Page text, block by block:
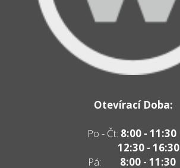
Otevírací Doba:
Po - Čt: 8:00 - 11:30
12:30 - 16:30
Pá: 8:00 - 11:30